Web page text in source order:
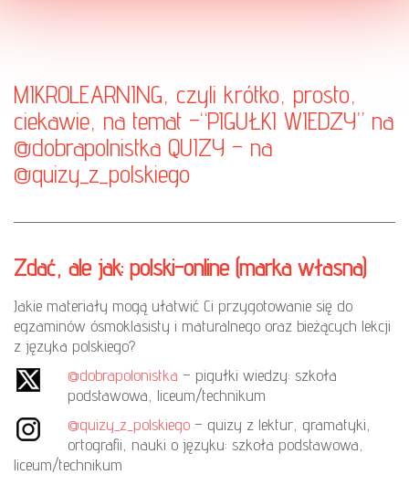
MIKROLEARNING, czyli krótko, prosto,
ciekawie, na temat –“PIGUŁKI WIEDZY” na
@dobrapolnistka QUIZY – na
@quizy_z_polskiego
Zdać, ale jak: polski-online (marka własna)
Jakie materiały mogą ułatwić Ci przygotowanie się do
egzaminów ósmoklasisty i maturalnego oraz bieżących lekcji
z języka polskiego?
@dobrapolonistka – pigułki wiedzy: szkoła
podstawowa, liceum/technikum
@quizy_z_polskiego – quizy z lektur, gramatyki,
ortografii, nauki o języku: szkoła podstawowa,
liceum/technikum